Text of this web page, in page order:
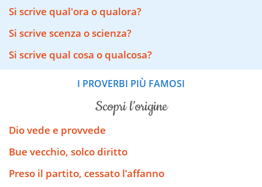
Si scrive qual'ora o qualora?
Si scrive scenza o scienza?
Si scrive qual cosa o qualcosa?
I PROVERBI PIÙ FAMOSI
scopri l’origine
Dio vede e provvede
Bue vecchio, solco diritto
Preso il partito, cessato l’affanno